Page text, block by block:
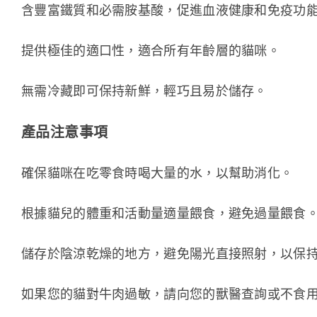
含豐富鐵質和必需胺基酸，促進血液健康和免疫功
提供極佳的適口性，適合所有年齡層的貓咪。
無需冷藏即可保持新鮮，輕巧且易於儲存。
產品注意事項
確保貓咪在吃零食時喝大量的水，以幫助消化。
根據貓兒的體重和活動量適量餵食，避免過量餵食。
儲存於陰涼乾燥的地方，避免陽光直接照射，以保
如果您的貓對牛肉過敏，請向您的獸醫查詢或不食